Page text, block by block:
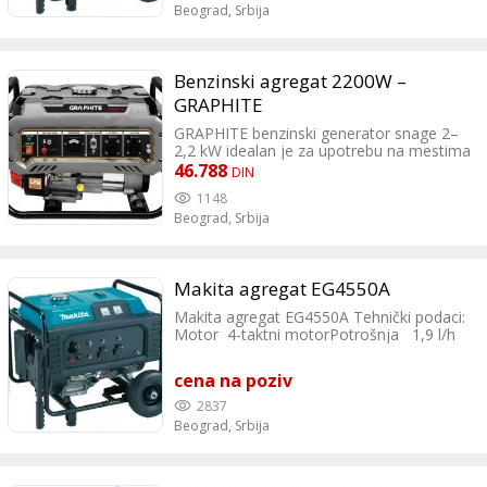
doo Lazarevački drum 11, Beograd Tel:
0642589066
Beograd, Srbija
Benzinski agregat 2200W –
GRAPHITE
GRAPHITE benzinski generator snage 2–
2,2 kW idealan je za upotrebu na mestima
gde nema stalnog pristupa električnoj
snage 4,8 kW (6,5 KS), a pokretanje se
vrši pomoću ručnog starter kabla.
zaštitu od preopterećenja.
46.788 DIN
1148
Beograd, Srbija
Makita agregat EG4550A
Makita agregat EG4550A Tehnički podaci:
Motor 4-taktni motorPotrošnja 1,9 l/h
izlaz 50 Hz; 4,0 kVa Max. AC izlaz VA 50
Hz; 4,5 kVa Dimenzije (D x Š x V) 680 x
550 x 550 mm Težina 95,5 kg Sterus
doo Lazarevački drum 11, Beograd Tel:
0642589066
cena na poziv
2837
Beograd, Srbija